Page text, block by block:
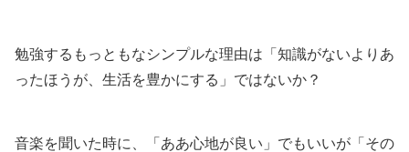
勉強するもっともなシンプルな理由は「知識がないよりあ
ったほうが、生活を豊かにする」ではないか？
音楽を聞いた時に、「ああ心地が良い」でもいいが「その